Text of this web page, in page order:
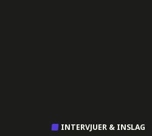
INTERVJUER & INSLAG